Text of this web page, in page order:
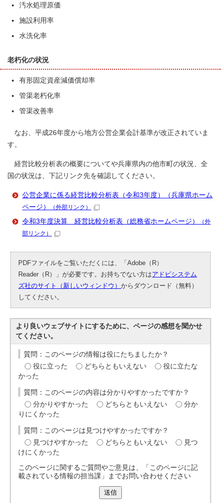
汚水処理原価
施設利用率
水洗化率
老朽化の状況
有形固定資産減価償却率
管渠老朽化率
管渠改善率
なお、平成26年度から地方公営企業会計基準が改正されていま
す。
経営比較分析表の概要についてや兵庫県内の他市町の状況、全
国の状況は、下記リンク先を確認してください。
公営企業に係る経営比較分析表（令和3年度）（兵庫県ホーム
ページ）
（外部リンク）
令和3年度決算 経営比較分析表（総務省ホームページ）
（外
部リンク）
PDFファイルをご覧いただくには、「Adobe（R）
Reader（R）」が必要です。お持ちでない方はアドビシステム
ズ社のサイト（新しいウィンドウ）からダウンロード（無料）
してください。
より良いウェブサイトにするために、ページの感想を聞かせ
てください。
質問：このページの情報は役にたちましたか？
役に立った
どちらともいえない
役に立たな
かった
質問：このページの内容は分かりやすかったですか？
分かりやすかった
どちらともいえない
分か
りにくかった
質問：このページは見つけやすかったですか？
見つけやすかった
どちらともいえない
見つ
けにくかった
このページに関するご質問やご意見は、「このページに記
載されている情報の担当課」までお問い合わせください
送信